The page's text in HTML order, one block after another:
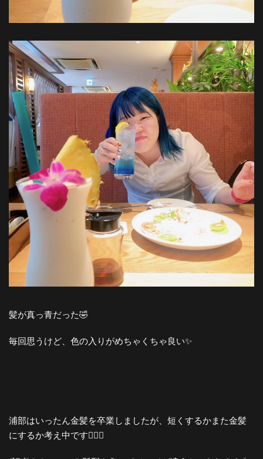
髪が真っ青だった🤣
毎回思うけど、色の入りがめちゃくちゃ良い✨
浦部はいったん金髪を卒業しましたが、短くするかまた金髪
にするか考え中です💇🏻‍♀️